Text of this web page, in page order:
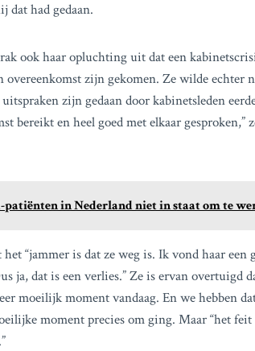
dat had gedaan.
ook haar opluchting uit dat een
zijn gekomen. Ze wilde echter
zijn gedaan door kabinetsleden
bereikt en heel goed met elkaar
patiënten in Nederland niet in staat om te
“jammer is dat ze weg is. Ik vond haar een
ja, dat is een verlies.” Ze is ervan overtuigd
moeilijk moment vandaag. En we hebben
moment precies om ging. Maar “het